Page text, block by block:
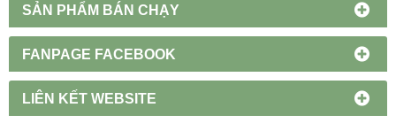
SẢN PHẨM BÁN CHẠY
FANPAGE FACEBOOK
LIÊN KẾT WEBSITE